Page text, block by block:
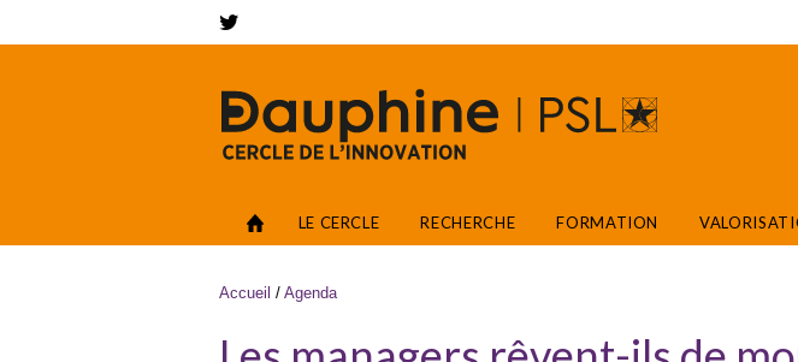
LE CERCLE RECHERCHE FORMATION
Vous êtes ici
Accueil / Agenda